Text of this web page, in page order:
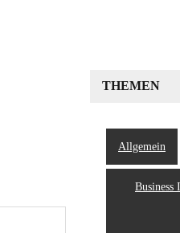
THEMEN
Allgemein
Business